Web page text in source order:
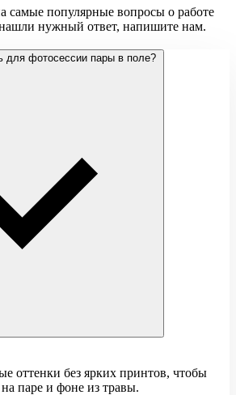
самые популярные вопросы о работе
нужный ответ, напишите нам.
для фотосессии пары в поле?
оттенки без ярких принтов, чтобы
паре и фоне из травы.